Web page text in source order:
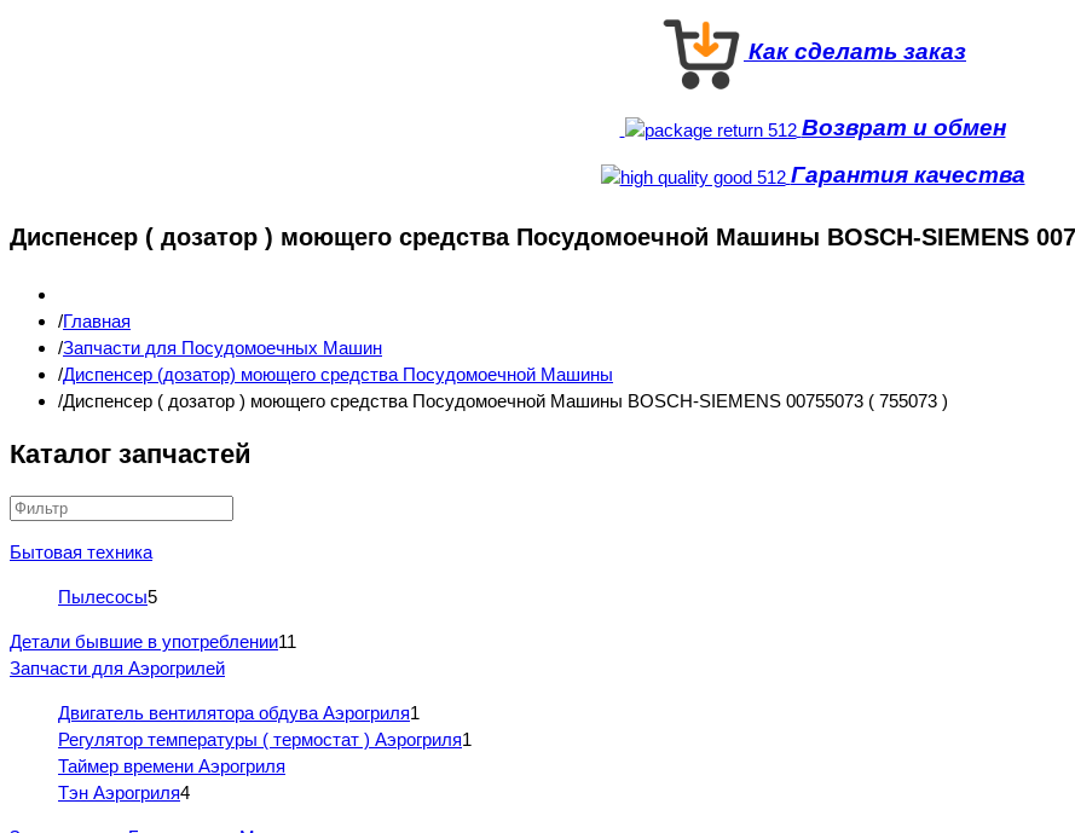
Как сделать заказ
Возврат и обмен
Гарантия качества
Диспенсер ( дозатор ) моющего средства Посудомоечной Машины BOSCH-SIEMENS
Главная
Запчасти для Посудомоечных Машин
Диспенсер (дозатор) моющего средства Посудомоечной Машины
Диспенсер ( дозатор ) моющего средства Посудомоечной Машины BOSCH-SIEMENS 00755073 ( 755073 )
Каталог запчастей
Бытовая техника
Пылесосы5
Детали бывшие в употреблении11
Запчасти для Аэрогрилей
Двигатель вентилятора обдува Аэрогриля1
Регулятор температуры ( термостат ) Аэрогриля1
Таймер времени Аэрогриля
Тэн Аэрогриля4